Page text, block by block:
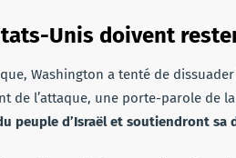
Unis doivent
Washington a tenté de
de l’attaque, une porte-parole de
peuple d’Israël et soutiendront sa